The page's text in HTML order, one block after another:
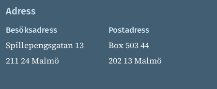
Adress
Besöksadress
Spillepengsgatan 13
211 24 Malmö
Postadress
Box 503 44
202 13 Malmö